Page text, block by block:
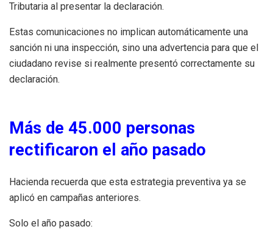
Tributaria al presentar la declaración.
Estas comunicaciones no implican automáticamente una
sanción ni una inspección, sino una advertencia para que el
ciudadano revise si realmente presentó correctamente su
declaración.
Más de 45.000 personas
rectificaron el año pasado
Hacienda recuerda que esta estrategia preventiva ya se
aplicó en campañas anteriores.
Solo el año pasado: